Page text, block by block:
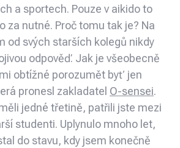
a sportech. Pouze v aikido to
za nutné. Proč tomu tak je? Na
od svých starších kolegů nikdy
odpověď. Jak je všeobecně
obtížné porozumět byť jen
pronesl zakladatel O-sensei.
jedné třetině, patřili jste mezi
studenti. Uplynulo mnoho let,
do stavu, kdy jsem konečně